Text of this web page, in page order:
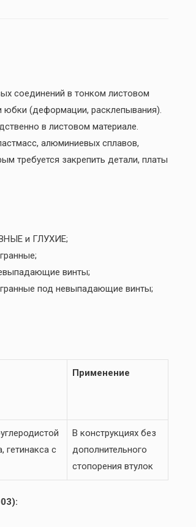
соединений в тонком листовом
юбки (деформации, расклепывания).
в листовом материале.
алюминиевых сплавов,
требуется закрепить детали, платы
и ГЛУХИЕ;
винты;
под невыпадающие винты;
Применение
гетинакса с
В конструкциях без
дополнительного
стопорения втулок